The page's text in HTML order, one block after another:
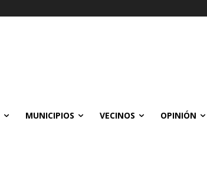
MUNICIPIOS VECINOS OPINIÓN